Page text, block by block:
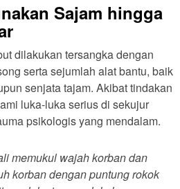
Sajam hingga
dilakukan tersangka dengan
serta sejumlah alat bantu, baik
senjata tajam. Akibat tindakan
luka-luka serius di sekujur
psikologis yang mendalam.
memukul wajah korban dan
korban dengan puntung rokok